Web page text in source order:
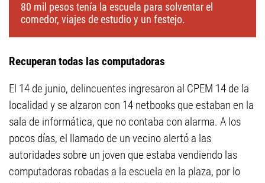
80 mil pesos tenía la escuela para solventar el
comedor, viajes de estudio y un festejo.
Recuperan todas las computadoras
El 14 de junio, delincuentes ingresaron al CPEM 14 de la
localidad y se alzaron con 14 netbooks que estaban en la
sala de informática, que no contaba con alarma. A los
pocos días, el llamado de un vecino alertó a las
autoridades sobre un joven que estaba vendiendo las
computadoras robadas a la escuela en la plaza, por lo